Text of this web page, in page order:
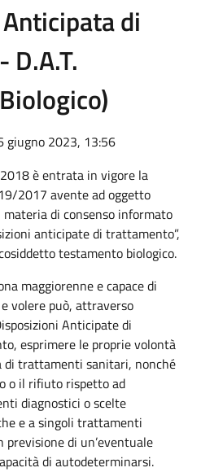
di
giugno 2023, 13:56
è entrata in vigore la
2017 avente ad oggetto
materia di consenso informato
anticipate di trattamento”,
testamento biologico.
maggiorenne e capace di
volere può, attraverso
Anticipate di
esprimere le proprie volontà
di trattamenti sanitari, nonché
o il rifiuto rispetto ad
diagnostici o scelte
e a singoli trattamenti
previsione di un’eventuale
di autodeterminarsi.